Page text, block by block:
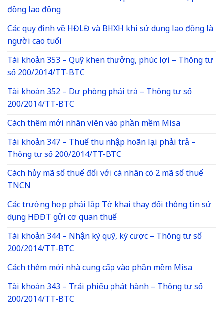
đồng lao động
Các quy định về HĐLĐ và BHXH khi sử dụng lao động là
người cao tuổi
Tài khoản 353 – Quỹ khen thưởng, phúc lợi – Thông tư
số 200/2014/TT-BTC
Tài khoản 352 – Dự phòng phải trả – Thông tư số
200/2014/TT-BTC
Cách thêm mới nhân viên vào phần mềm Misa
Tài khoản 347 – Thuế thu nhập hoãn lại phải trả –
Thông tư số 200/2014/TT-BTC
Cách hủy mã số thuế đối với cá nhân có 2 mã số thuế
TNCN
Các trường hợp phải lập Tờ khai thay đổi thông tin sử
dụng HĐĐT gửi cơ quan thuế
Tài khoản 344 – Nhận ký quỹ, ký cược – Thông tư số
200/2014/TT-BTC
Cách thêm mới nhà cung cấp vào phần mềm Misa
Tài khoản 343 – Trái phiếu phát hành – Thông tư số
200/2014/TT-BTC